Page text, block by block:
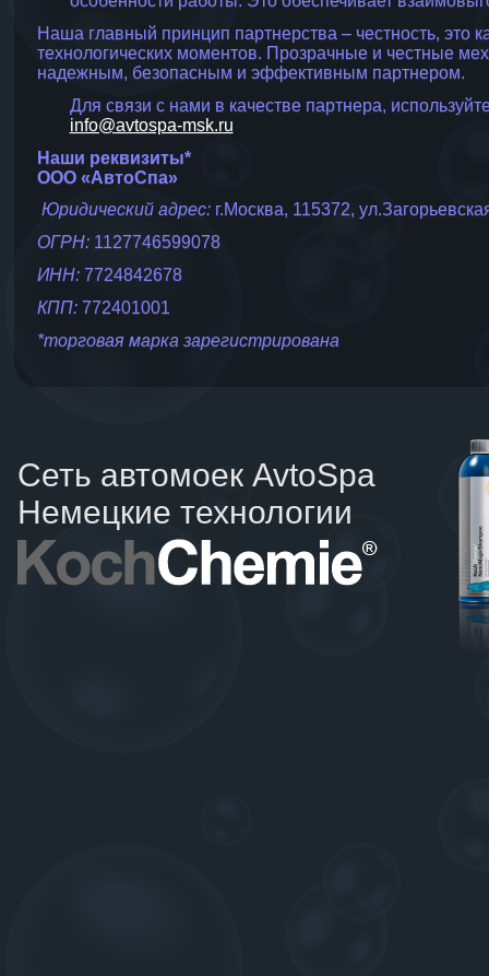
Наша главный принцип партнерства – честность, это
технологических моментов. Прозрачные и честные
надежным, безопасным и эффективным партнером.
Для связи с нами в качестве партнера,
info@avtospa-msk.ru
Наши реквизиты*
ООО «АвтоСпа»
Юридический адрес:г.Москва, 115372,
ОГРН:1127746599078
ИНН:7724842678
КПП:772401001
*торговая марка зарегистрирована
Сеть автомоек AvtoSpa
Немецкие технологии